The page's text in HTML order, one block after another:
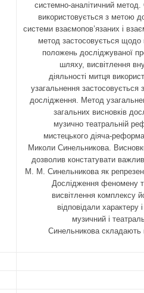
системно-аналітичний
використовується з метою
системи взаємопов’язаних і
метод застосовується щодо
положень досліджуваної
шляху, висвітлення
діяльності митця
узагальнення застосовується
дослідження. Метод
загальних висновків
музично театральній
мистецького діяча-
Миколи Синельникова.
дозволив констатувати
М. М. Синельникова як
Дослідження феномену
висвітлення комплексу
відповідали
музичний і
Синельникова складають